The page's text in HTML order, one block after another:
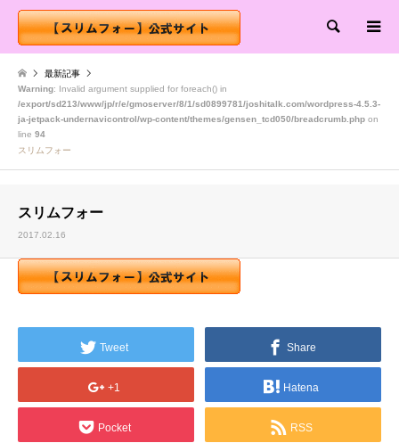
検索
最新記事
Warning: Invalid argument supplied for foreach() in
/export/sd213/www/jp/r/e/gmoserver/8/1/sd0899781/joshitalk.com/wordpress-4.5.3-
ja-jetpack-undernavicontrol/wp-content/themes/gensen_tcd050/breadcrumb.php on
line 94
スリムフォー
スリムフォー
2017.02.16
Tweet Share
+1 Hatena
Pocket RSS